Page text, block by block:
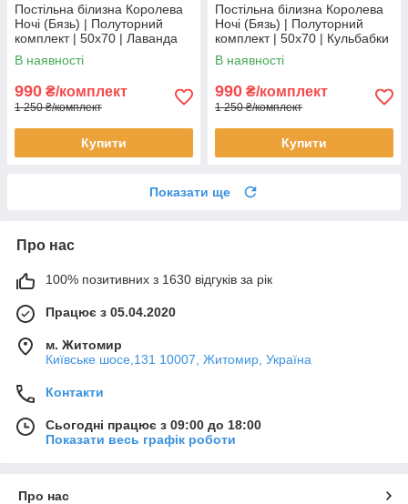
Постільна білизна Королева
Ночі (Бязь) | Полуторний
комплект | 50х70 | Лаванда
на блакитному
В наявності
990 ₴/комплект
1 250 ₴/комплект
Купити
Постільна білизна Королева
Ночі (Бязь) | Полуторний
комплект | 50х70 | Кульбабки
на сірому
В наявності
990 ₴/комплект
1 250 ₴/комплект
Купити
Показати ще
Про нас
100% позитивних з 1630 відгуків за рік
Працює з 05.04.2020
м. Житомир
Київське шосе,131 10007, Житомир, Україна
Контакти
Сьогодні працює з 09:00 до 18:00
Показати весь графік роботи
Про нас